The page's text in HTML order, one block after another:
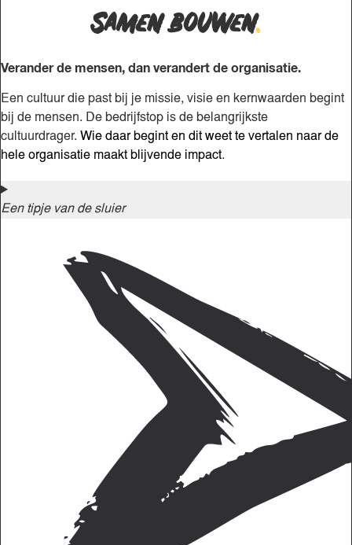
Samen bouwen.
Verander de mensen, dan verandert de organisatie.
Een cultuur die past bij je missie, visie en kernwaarden begint
bij de mensen. De bedrijfstop is de belangrijkste
cultuurdrager.Wie daar begint en dit weet te vertalen naar de
hele organisatie maakt blijvende impact.
Een tipje van de sluier